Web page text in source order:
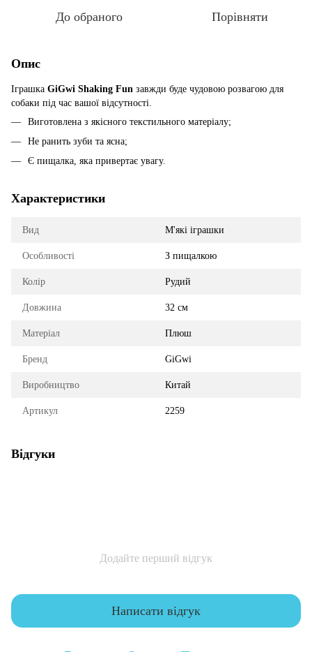
До обраного Порівняти
Опис
Іграшка GiGwi Shaking Fun завжди буде чудовою розвагою для
собаки під час вашої відсутності.
Виготовлена з якісного текстильного матеріалу;
Не ранить зуби та ясна;
Є пищалка, яка привертає увагу.
Характеристики
Вид М'які іграшки
Особливості З пищалкою
Колір Рудий
Довжина 32 см
Матеріал Плюш
Бренд GiGwi
Виробництво Китай
Артикул 2259
Відгуки
Додайте перший відгук
Написати відгук